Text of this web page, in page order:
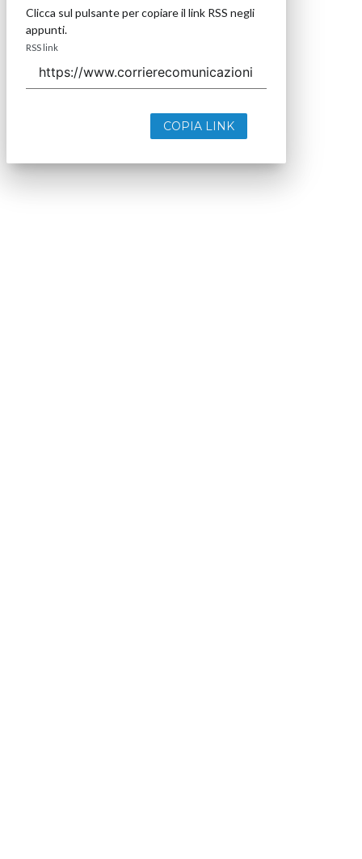
Clicca sul pulsante per copiare il link RSS negli
appunti.
RSS link
COPIA LINK